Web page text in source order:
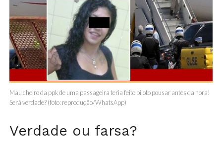
Mau cheiro da ppk de uma passageira teria feito piloto pousar antes da hora!
Será verdade? (foto: reprodução/WhatsApp)
Verdade ou farsa?